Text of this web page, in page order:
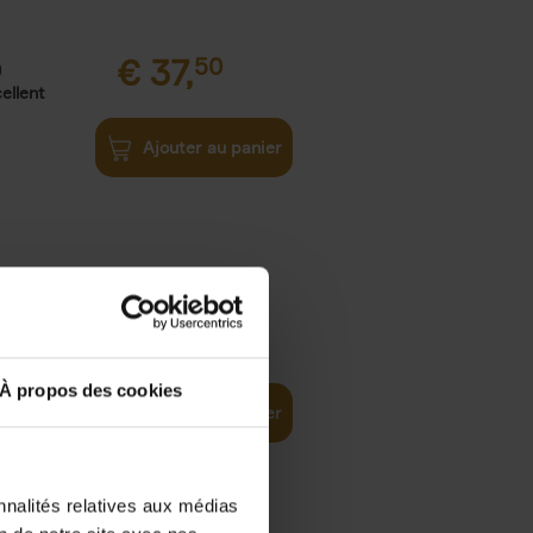
À propos des cookies
relatives aux médias
€ 37,50
Ajouter au panier
world 29,99
Ajouter au panier